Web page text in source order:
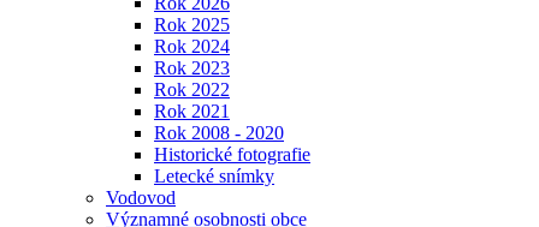
Rok 2025
Rok 2024
Rok 2023
Rok 2022
Rok 2021
Rok 2008 - 2020
Historické fotografie
Letecké snímky
Vodovod
Významné osobnosti obce